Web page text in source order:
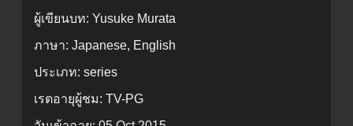
ผู้เขียนบท: Yusuke Murata
ภาษา: Japanese, English
ประเภท: series
เรตอายุผู้ชม: TV-PG